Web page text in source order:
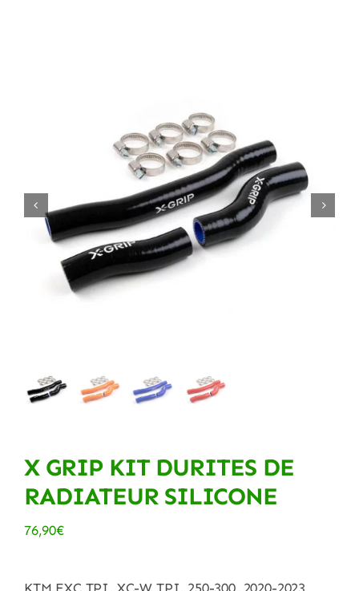
X GRIP KIT DURITES DE
RADIATEUR SILICONE
76,90€
KTM EXC TPI, XC-W TPI, 250-300, 2020-2023